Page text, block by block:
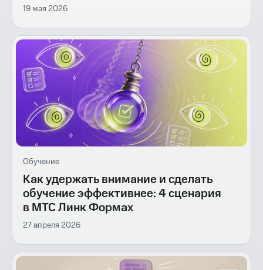
19 мая 2026
Обучение
Как удержать внимание и сделать
обучение эффективнее: 4 сценария
в МТС Линк Формах
27 апреля 2026